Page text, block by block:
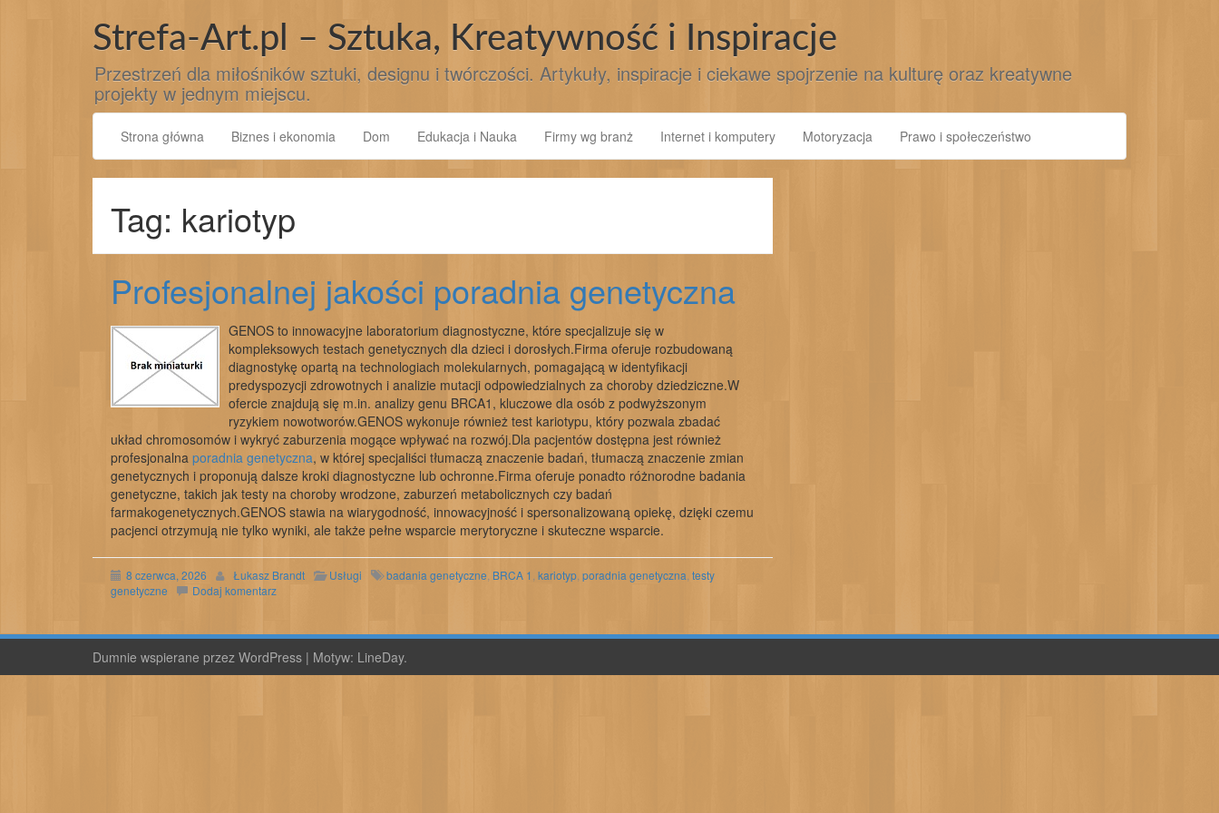
Strefa-Art.pl – Sztuka, Kreatywność i Inspiracje
Przestrzeń dla miłośników sztuki, designu i twórczości. Artykuły, inspiracje i ciekawe spojrzenie na kulturę oraz kreatywne
projekty w jednym miejscu.
Strona główna Biznes i ekonomia Dom Edukacja i Nauka Firmy wg branż Internet i komputery Motoryzacja Prawo i społeczeństwo
Tag: kariotyp
Profesjonalnej jakości poradnia genetyczna
GENOS to innowacyjne laboratorium diagnostyczne, które specjalizuje się w
kompleksowych testach genetycznych dla dzieci i dorosłych.Firma oferuje rozbudowaną
diagnostykę opartą na technologiach molekularnych, pomagającą w identyfikacji
predyspozycji zdrowotnych i analizie mutacji odpowiedzialnych za choroby dziedziczne.W
ofercie znajdują się m.in. analizy genu BRCA1, kluczowe dla osób z podwyższonym
ryzykiem nowotworów.GENOS wykonuje również test kariotypu, który pozwala zbadać
układ chromosomów i wykryć zaburzenia mogące wpływać na rozwój.Dla pacjentów dostępna jest również
profesjonalna poradnia genetyczna, w której specjaliści tłumaczą znaczenie badań, tłumaczą znaczenie zmian
genetycznych i proponują dalsze kroki diagnostyczne lub ochronne.Firma oferuje ponadto różnorodne badania
genetyczne, takich jak testy na choroby wrodzone, zaburzeń metabolicznych czy badań
farmakogenetycznych.GENOS stawia na wiarygodność, innowacyjność i spersonalizowaną opiekę, dzięki czemu
pacjenci otrzymują nie tylko wyniki, ale także pełne wsparcie merytoryczne i skuteczne wsparcie.
8 czerwca, 2026 Łukasz Brandt Usługi badania genetyczne BRCA 1 kariotyp poradnia genetyczna testy
genetyczne
Dodaj komentarz
Dumnie wspierane przez WordPress | Motyw: LineDay.